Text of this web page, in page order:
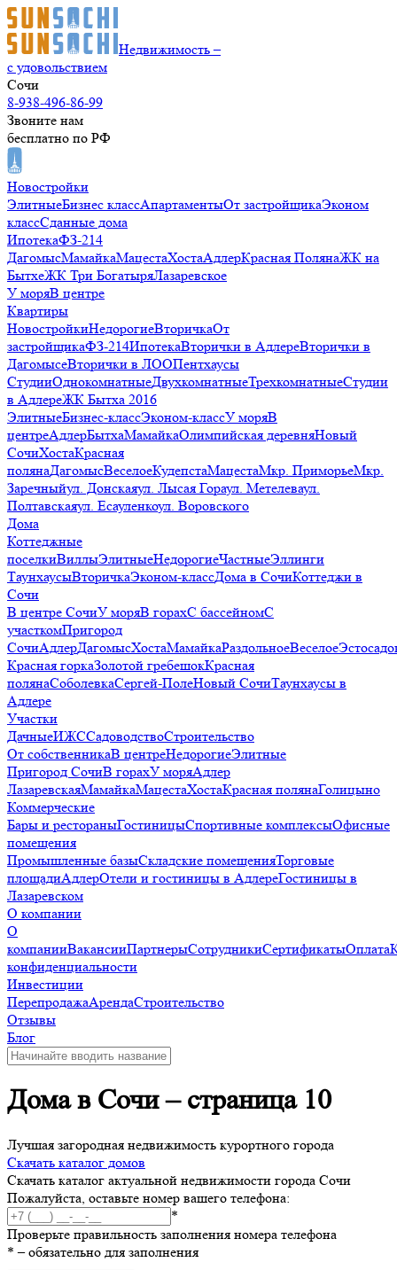
Недвижимость –
с удовольствием
Сочи
8-938-496-86-99
Звоните нам
бесплатно по РФ
Новостройки
ЭлитныеБизнес классАпартаментыОт застройщикаЭконом
классСданные дома
ИпотекаФЗ-214
ДагомысМамайкаМацестаХостаАдлерКрасная ПолянаЖК на
БытхеЖК Три БогатыряЛазаревское
У моряВ центре
Квартиры
НовостройкиНедорогиеВторичкаОт
застройщикаФЗ-214ИпотекаВторички в АдлереВторички в
ДагомысеВторички в ЛООПентхаусы
СтудииОднокомнатныеДвухкомнатныеТрехкомнатныеСтудии
в АдлереЖК Бытха 2016
ЭлитныеБизнес-классЭконом-классУ моряВ
центреАдлерБытхаМамайкаОлимпийская деревняНовый
СочиХостаКрасная
полянаДагомысВеселоеКудепстаМацестаМкр. ПриморьеМкр.
Заречныйул. Донскаяул. Лысая Гораул. Метелеваул.
Полтавскаяул. Есауленкоул. Воровского
Дома
Коттеджные
поселкиВиллыЭлитныеНедорогиеЧастныеЭллинги
ТаунхаусыВторичкаЭконом-классДома в СочиКоттеджи в
Сочи
В центре СочиУ моряВ горахС бассейномС
участкомПригород
СочиАдлерДагомысХостаМамайкаРаздольноеВеселое
Красная горкаЗолотой гребешокКрасная
полянаСоболевкаСергей-ПолеНовый СочиТаунхаусы в
Адлере
Участки
ДачныеИЖССадоводствоСтроительство
От собственникаВ центреНедорогиеЭлитные
Пригород СочиВ горахУ моряАдлер
ЛазаревскаяМамайкаМацестаХостаКрасная полянаГолицыно
Коммерческие
Бары и рестораныГостиницыСпортивные комплексыОфисные
помещения
Промышленные базыСкладские помещенияТорговые
площадиАдлерОтели и гостиницы в АдлереГостиницы в
Лазаревском
О компании
О
компанииВакансииПартнерыСотрудникиСертификатыОплата
конфиденциальности
Инвестиции
ПерепродажаАрендаСтроительство
Отзывы
Блог
Дома в Сочи – страница 10
Лучшая загородная недвижимость курортного города
Скачать каталог домов
Скачать каталог актуальной недвижимости города Сочи
Пожалуйста, оставьте номер вашего телефона:
*
Проверьте правильность заполнения номера телефона
* – обязательно для заполнения